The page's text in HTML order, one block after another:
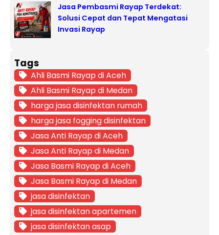
Jasa Pembasmi Rayap Terdekat:
Solusi Cepat dan Tepat Mengatasi
Invasi Rayap
Tags
Ahli Basmi Rayap di Aceh
Ahli Basmi Rayap di Medan
harga jasa disinfektan rumah
harga jasa fogging disinfektan
Jasa Anti Rayap di Aceh
Jasa Anti Rayap di Medan
Jasa Basmi Rayap di Aceh
Jasa Basmi Rayap di Medan
jasa disinfektan
jasa disinfektan apartemen
jasa disinfektan asap